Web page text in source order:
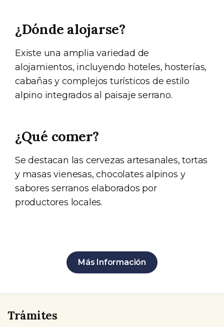
¿Dónde alojarse?
Existe una amplia variedad de
alojamientos, incluyendo hoteles, hosterías,
cabañas y complejos turísticos de estilo
alpino integrados al paisaje serrano.
¿Qué comer?
Se destacan las cervezas artesanales, tortas
y masas vienesas, chocolates alpinos y
sabores serranos elaborados por
productores locales.
Más Información
Trámites